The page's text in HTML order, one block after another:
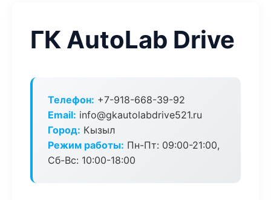
ГК AutoLab Drive
Телефон: +7-918-668-39-92
Email: info@gkautolabdrive521.ru
Город: Кызыл
Режим работы: Пн-Пт: 09:00-21:00,
Сб-Вс: 10:00-18:00